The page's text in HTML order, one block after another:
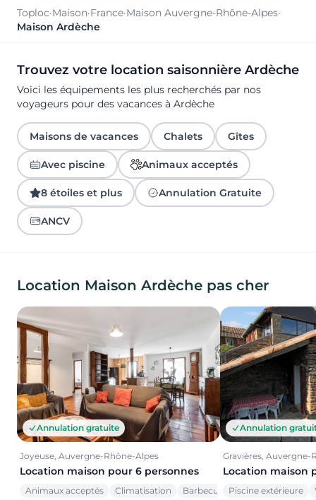
Toploc·Maison·France·Maison Auvergne-Rhône-Alpes·
Maison Ardèche
Trouvez votre location saisonnière Ardèche
Voici les équipements les plus recherchés par nos
voyageurs pour des vacances à Ardèche
Maisons de vacances Chalets Gîtes
Avec piscine Animaux acceptés
8 étoiles et plus Annulation Gratuite
ANCV
Location Maison Ardèche pas cher
Annulation gratuite
Joyeuse, Auvergne-Rhône-Alpes
Location maison pour 6 personnes
Animaux acceptés Climatisation Barbecue
Annulation
Gravières, Auvergne-
Location maison
Piscine extérieure